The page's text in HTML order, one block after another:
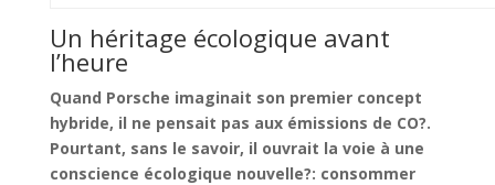
Un héritage écologique avant
l’heure
Quand Porsche imaginait son premier concept
hybride, il ne pensait pas aux émissions de CO?.
Pourtant, sans le savoir, il ouvrait la voie à une
conscience écologique nouvelle?: consommer